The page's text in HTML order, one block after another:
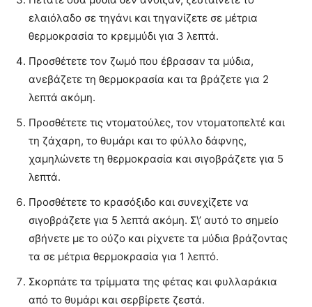
ελαιόλαδο σε τηγάνι και τηγανίζετε σε μέτρια
θερμοκρασία το κρεμμύδι για 3 λεπτά.
Προσθέτετε τον ζωμό που έβρασαν τα μύδια,
ανεβάζετε τη θερμοκρασία και τα βράζετε για 2
λεπτά ακόμη.
Προσθέτετε τις ντοματούλες, τον ντοματοπελτέ και
τη ζάχαρη, το θυμάρι και το φύλλο δάφνης,
χαμηλώνετε τη θερμοκρασία και σιγοβράζετε για 5
λεπτά.
Προσθέτετε το κρασόξιδο και συνεχίζετε να
σιγοβράζετε για 5 λεπτά ακόμη. Σ\’ αυτό το σημείο
σβήνετε με το ούζο και ρίχνετε τα μύδια βράζοντας
τα σε μέτρια θερμοκρασία για 1 λεπτό.
Σκορπάτε τα τρίμματα της φέτας και φυλλαράκια
από το θυμάρι και σερβίρετε ζεστά.